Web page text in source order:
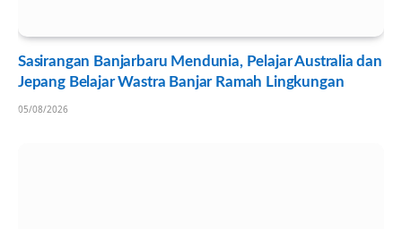
Sasirangan Banjarbaru Mendunia, Pelajar Australia dan
Jepang Belajar Wastra Banjar Ramah Lingkungan
05/08/2026